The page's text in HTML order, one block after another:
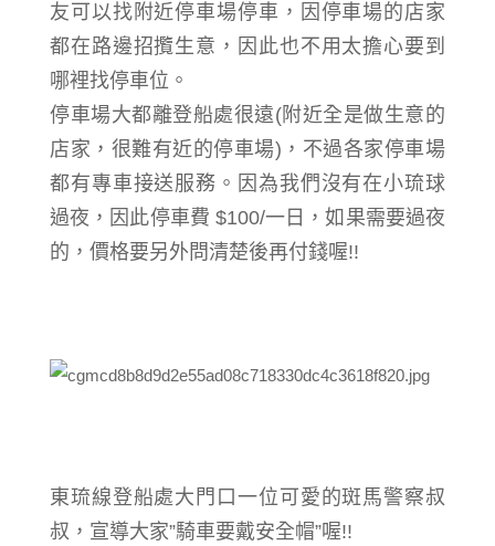
友可以找附近停車場停車，因停車場的店家
都在路邊招攬生意，因此也不用太擔心要到
哪裡找停車位。
停車場大都離登船處很遠(附近全是做生意的
店家，很難有近的停車場)，不過各家停車場
都有專車接送服務。因為我們沒有在小琉球
過夜，因此停車費 $100/一日，如果需要過夜
的，價格要另外問清楚後再付錢喔!!
東琉線登船處大門口一位可愛的斑馬警察叔
叔，宣導大家”騎車要戴安全帽”喔!!